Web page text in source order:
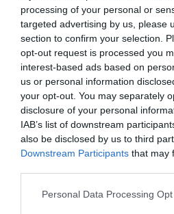
processing of your personal or
targeted advertising by us, please
section to confirm your selection.
opt-out request is processed you
interest-based ads based on
us or personal information
your opt-out. You may separately
disclosure of your personal
IAB’s list of downstream
also be disclosed by us to third
Downstream Participants that may
Personal Data Processing
τη μέρα, συνεχιζόμενες επί
μήνες, σαν κινηματογραφική
αυτή η εμμονική διάθεση
σχέση με τον τρόπο που
Εξισώσεις λοιπόν ξανα-
τρόπο (dot painting), σε
δημιουργία αυτών των
κοινές έννοιες που συναντάμε
στις μαθηματικές εξισώσεις,
ομορφιά, η οικουμενικότητα, η
μια εγκατάσταση με τελάρα